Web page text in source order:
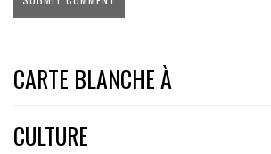
CARTE BLANCHE À
CULTURE